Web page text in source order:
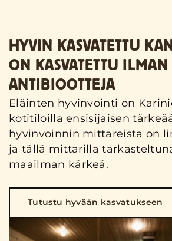
HYVIN KASVATETTU
ON KASVATETTU ILMAN
ANTIBIOOTTEJA
Eläinten hyvinvointi on
kotitiloilla ensisijaisen
hyvinvoinnin mittareista on
ja tällä mittarilla
maailman kärkeä.
Tutustu hyvään kasvatukseen